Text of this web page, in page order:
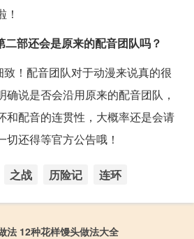
部还会是原来的配音团队吗？
！配音团队对于动漫来说真的很
说是否会沿用原来的配音团队，
和配音的连贯性，大概率还是会请
还得等官方公告哦！
之战 历险记 连环
法 12种花样馒头做法大全